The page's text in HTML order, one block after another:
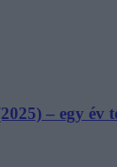
– egy év